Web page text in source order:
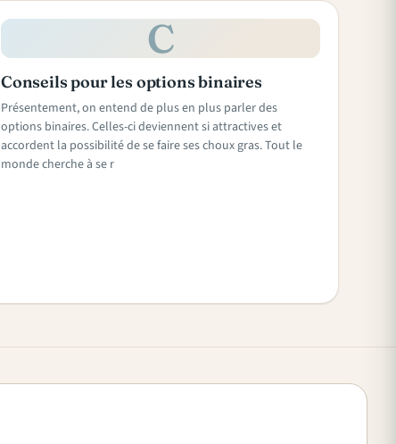
C
Conseils pour les options binaires
Présentement, on entend de plus en plus parler des
options binaires. Celles-ci deviennent si attractives et
accordent la possibilité de se faire ses choux gras. Tout le
monde cherche à se r